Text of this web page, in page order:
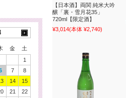
【日本酒】両関 純米大吟
醸「裏・雪月花35」
720ml【限定酒】
¥3,014(本体 ¥2,740)
金
土
1
7
8
14
15
21
22